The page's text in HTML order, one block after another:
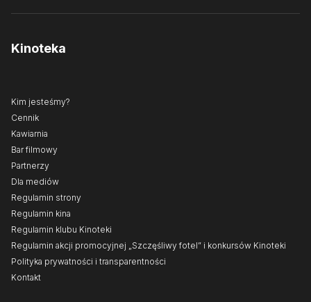
Kinoteka
Kim jesteśmy?
Cennik
Kawiarnia
Bar filmowy
Partnerzy
Dla mediów
Regulamin strony
Regulamin kina
Regulamin klubu Kinoteki
Regulamin akcji promocyjnej „Szczęśliwy fotel” i konkursów Kinoteki
Polityka prywatności i transparentności
Kontakt